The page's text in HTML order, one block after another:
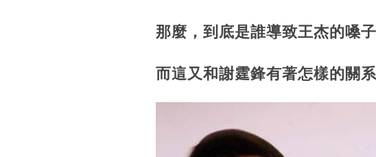
那麼，到底是誰導致王杰的嗓
而這又和謝霆鋒有著怎樣的關